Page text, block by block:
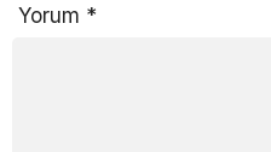
Yorum *